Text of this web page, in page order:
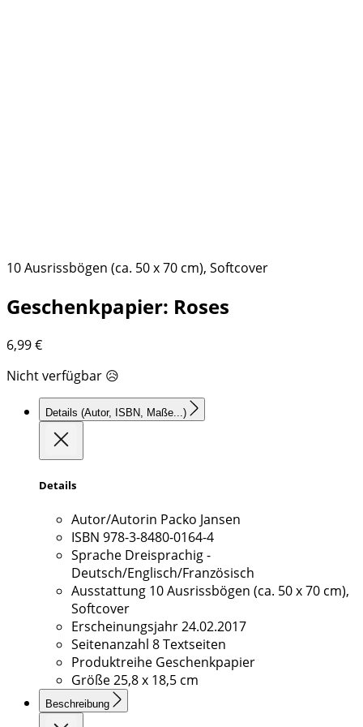
10 Ausrissbögen (ca. 50 x 70 cm), Softcover
Geschenkpapier: Roses
6,99€
Nicht verfügbar 😥
Details (Autor, ISBN, Maße...)
Details
Autor/Autorin Packo Jansen
ISBN 978-3-8480-0164-4
Sprache Dreisprachig -
Deutsch/Englisch/Französisch
Ausstattung 10 Ausrissbögen (ca. 50 x 70 cm),
Softcover
Erscheinungsjahr24.02.2017
Seitenanzahl 8 Textseiten
Produktreihe Geschenkpapier
Größe25,8 x 18,5 cm
Beschreibung